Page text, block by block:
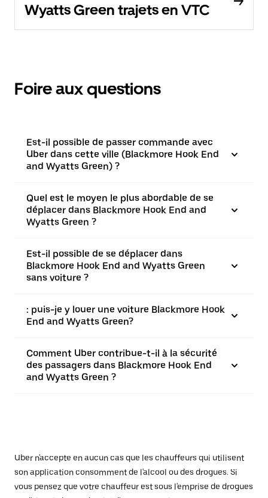
Wyatts Green trajets en VTC
Foire aux questions
Est-il possible de passer commande avec
Uber dans cette ville (Blackmore Hook End
and Wyatts Green) ?
Quel est le moyen le plus abordable de se
déplacer dans Blackmore Hook End and
Wyatts Green ?
Est-il possible de se déplacer dans
Blackmore Hook End and Wyatts Green
sans voiture ?
: puis-je y louer une voiture Blackmore Hook
End and Wyatts Green?
Comment Uber contribue-t-il à la sécurité
des passagers dans Blackmore Hook End
and Wyatts Green ?
Uber n'accepte en aucun cas que les chauffeurs qui utilisent
son application consomment de l'alcool ou des drogues. Si
vous pensez que votre chauffeur est sous l'emprise de drogues